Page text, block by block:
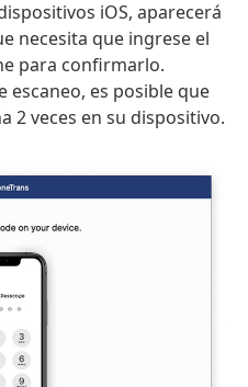
iOS, aparecerá
necesita que ingrese el
para confirmarlo.
escaneo, es posible que
2 veces en su dispositivo.